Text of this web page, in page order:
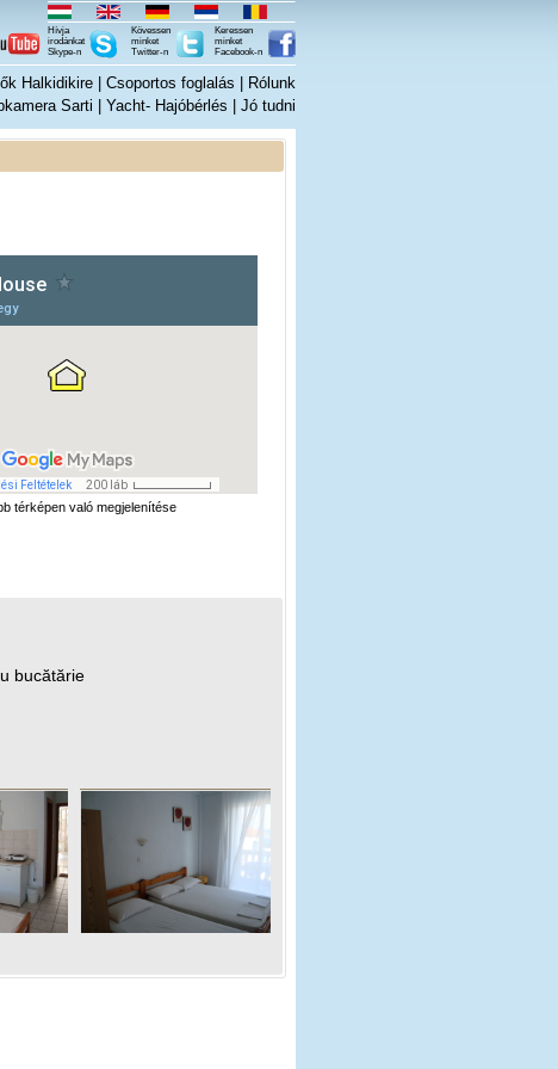
Hívja
irodánkat
Skype-n
Kövessen
minket
Twitter-n
Keressen
minket
Facebook-n
Halkidikire| Csoportos foglalás
Rólunk
Sarti Yacht- Hajóbérlés Jó tudni
térképen való megjelenítése
bucătărie